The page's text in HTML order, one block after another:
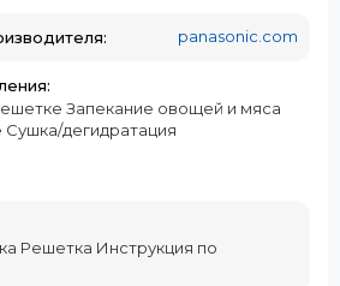
panasonic.com
Запекание овощей и мяса
дегидратация
Решетка Инструкция по